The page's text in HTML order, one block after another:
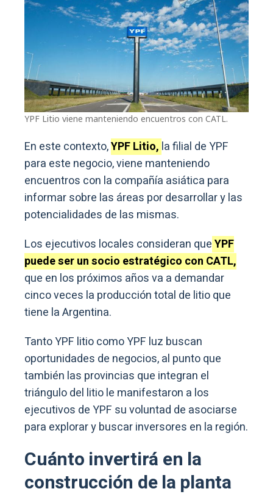
YPF Litio viene manteniendo encuentros con CATL.
En este contexto,YPF Litio, la filial de YPF
para este negocio, viene manteniendo
encuentros con la compañía asiática para
informar sobre las áreas por desarrollar y las
potencialidades de las mismas.
Los ejecutivos locales consideran queYPF
puede ser un socio estratégico con CATL,
que en los próximos años va a demandar
cinco veces la producción total de litio que
tiene la Argentina.
Tanto YPF litio como YPF luz buscan
oportunidades de negocios, al punto que
también las provincias que integran el
triángulo del litio le manifestaron a los
ejecutivos de YPF su voluntad de asociarse
para explorar y buscar inversores en la región.
Cuánto invertirá en la
construcción de la planta